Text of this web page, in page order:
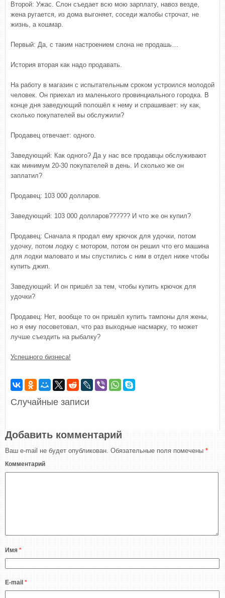
Второй: Ужас. Слон съедает всю мою зарплату, навоз везде,
жена ругается, из дома выгоняет, соседи жалобы строчат, не
жизнь, а кошмар.
Первый: Да, с таким настроением слона не продашь…
История вторая как надо продавать.
На работу в магазин с испытательным сроком устроился молодой
человек. Он приехал из маленького провинциального городка. В
конце дня заведующий полошёл к нему и спрашивает: ну как,
сколько покупателей вы обслужили?
Продавец отвечает: одного.
Заведующий: Как одного? Да у нас все продавцы обслуживают
как минимум 20-30 покупателей в день. И сколько же он
заплатил?
Продавец: 103 000 долларов.
Заведующий: 103 000 долларов?????? И что же он купил?
Продавец: Сначала я продал ему крючок для удочки, потом
удочку, потом лодку с мотором, потом он решил что его машина
для лодки маловато и мы спустились с ним в отдел ниже чтобы
купить джип.
Заведующий: И он пришёл за тем, чтобы купить крючок для
удочки?
Продавец: Нет, вообще то он пришёл купить тампоны для жены,
но я ему посоветовал, что раз выходные насмарку, то может
лучше съездить на рыбалку?
Успешного бизнеса!
Случайные записи
Добавить комментарий
Ваш e-mail не будет опубликован. Обязательные поля помечены *
Комментарий
Имя *
E-mail *